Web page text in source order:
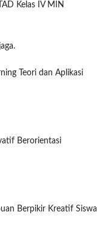
Kelas IV MIN
Teori dan Aplikasi
Berorientasi
Berpikir Kreatif Siswa